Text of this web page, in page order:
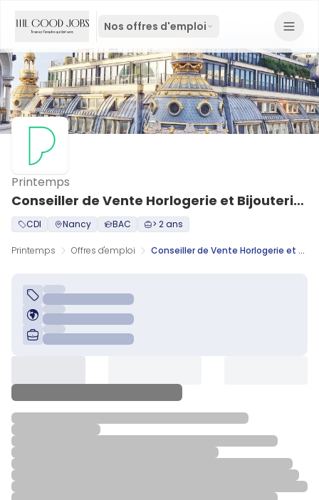
Nos offres d'emploi
Conseiller de Vente Horlogerie et Bijouterie H/F
Printemps
CDI Nancy BAC > 2 ans
Printemps Offres d'emploi Conseiller de Vente Horlogerie et Bijouterie H/F